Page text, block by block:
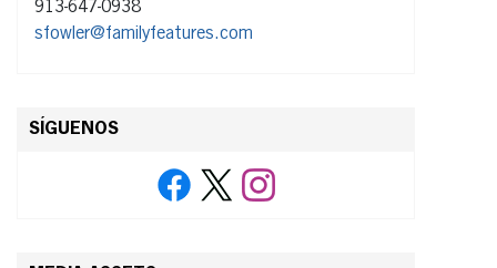
913-647-0938
sfowler@familyfeatures.com
SÍGUENOS